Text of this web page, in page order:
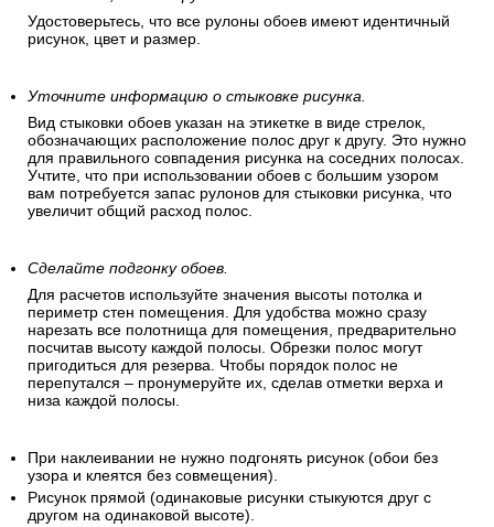
Удостоверьтесь, что все рулоны обоев имеют идентичный
рисунок, цвет и размер.
Уточните информацию о стыковке рисунка.
Вид стыковки обоев указан на этикетке в виде стрелок,
обозначающих расположение полос друг к другу. Это нужно
для правильного совпадения рисунка на соседних полосах.
Учтите, что при использовании обоев с большим узором
вам потребуется запас рулонов для стыковки рисунка, что
увеличит общий расход полос.
Сделайте подгонку обоев.
Для расчетов используйте значения высоты потолка и
периметр стен помещения. Для удобства можно сразу
нарезать все полотнища для помещения, предварительно
посчитав высоту каждой полосы. Обрезки полос могут
пригодиться для резерва. Чтобы порядок полос не
перепутался – пронумеруйте их, сделав отметки верха и
низа каждой полосы.
При наклеивании не нужно подгонять рисунок (обои без
узора и клеятся без совмещения).
Рисунок прямой (одинаковые рисунки стыкуются друг с
другом на одинаковой высоте).